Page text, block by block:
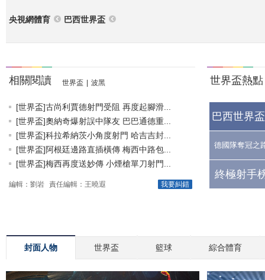
央視網體育 巴西世界盃
相關閱讀 世界盃 波黑
[世界盃]古尚利賈德射門受阻 再度起腳滑...
[世界盃]奧納奇爆射誤中隊友 巴巴通德重...
[世界盃]科拉希納茨小角度射門 哈吉吉封...
[世界盃]阿根廷邊路直插橫傳 梅西中路包...
[世界盃]梅西再度送妙傳 小煙槍單刀射門...
我要糾錯
編輯：劉岩 責任編輯：王曉遐
世界盃熱點
巴西世界
德國隊奪冠之
終極射手
封面人物 世界盃 籃球 綜合體育